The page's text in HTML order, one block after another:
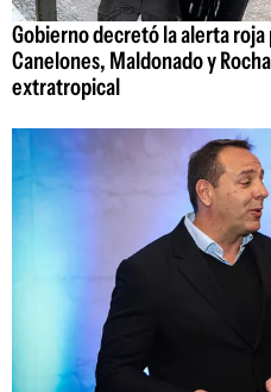
Gobierno decretó la alerta
Canelones, Maldonado y
extratropical